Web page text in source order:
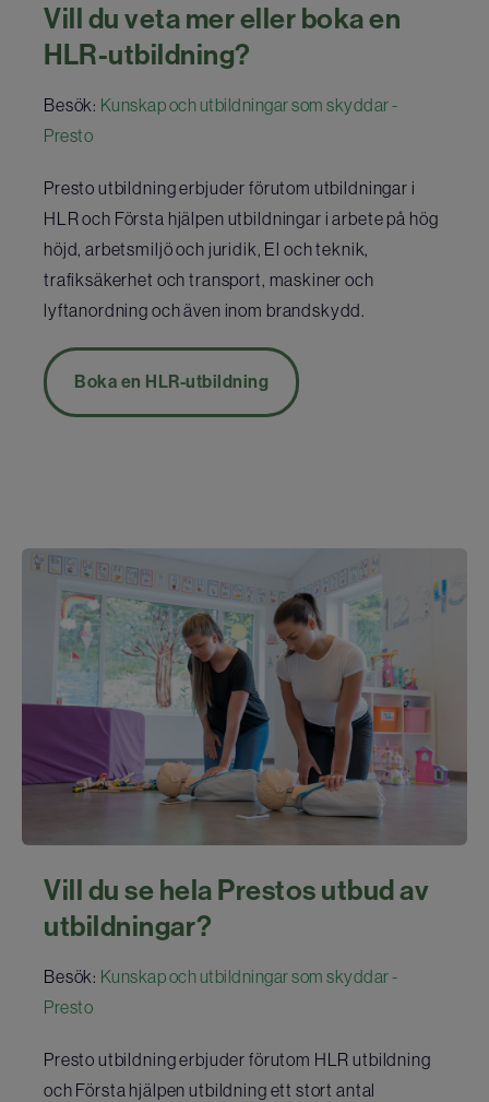
Vill du veta mer eller boka en
HLR-utbildning?
Besök: Kunskap och utbildningar som skyddar -
Presto
Presto utbildning erbjuder förutom utbildningar i
HLR och Första hjälpen utbildningar i arbete på hög
höjd, arbetsmiljö och juridik, El och teknik,
trafiksäkerhet och transport, maskiner och
lyftanordning och även inom brandskydd.
Boka en HLR-utbildning
Vill du se hela Prestos utbud av
utbildningar?
Besök: Kunskap och utbildningar som skyddar -
Presto
Presto utbildning erbjuder förutom HLR utbildning
och Första hjälpen utbildning ett stort antal